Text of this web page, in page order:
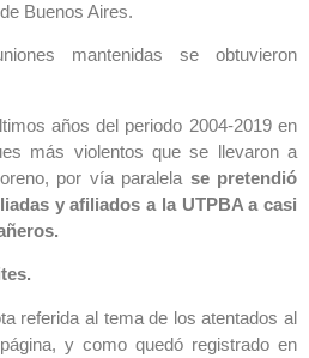
Buenos Aires.
mantenidas se obtuvieron
años del periodo 2004-2019 en
más violentos que se llevaron a
por vía paralela se pretendió
y afiliados a la UTPBA a casi
referida al tema de los atentados al
y como quedó registrado en